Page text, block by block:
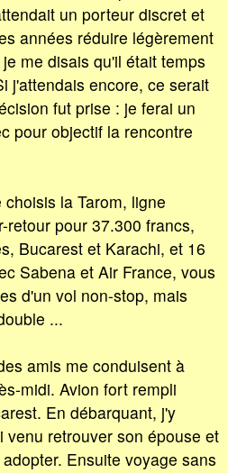
un porteur discret et
années réduire légèrement
me disais qu'il était temps
j'attendais encore, ce serait
fut prise : je ferai un
pour objectif la rencontre
la Tarom, ligne
retour pour 37.300 francs,
Bucarest et Karachi, et 16
Sabena et Air France, vous
d'un vol non-stop, mais
...
amis me conduisent à
midi. Avion fort rempli
En débarquant, j'y
venu retrouver son épouse et
Ensuite voyage sans